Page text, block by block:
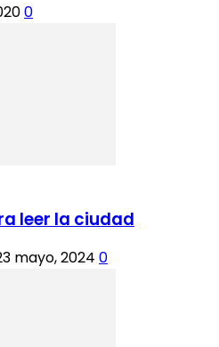
0
leer la ciudad
mayo, 2024 0